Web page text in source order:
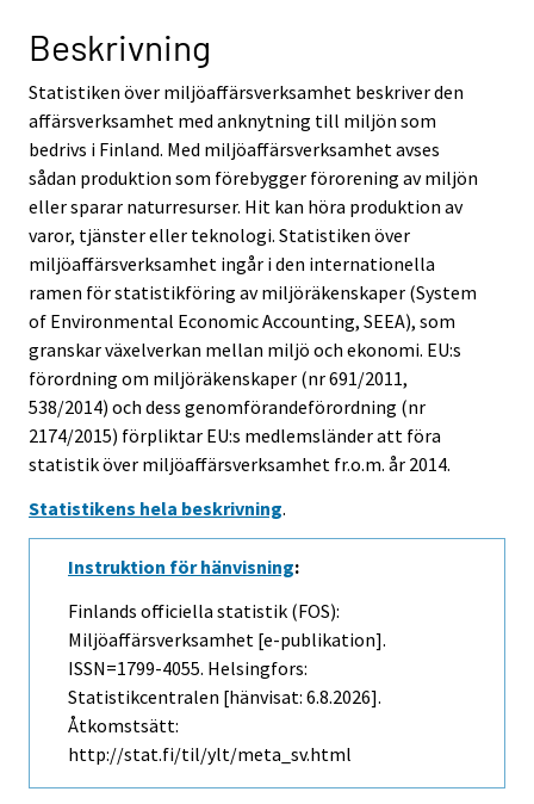
Beskrivning
Statistiken över miljöaffärsverksamhet beskriver den
affärsverksamhet med anknytning till miljön som
bedrivs i Finland. Med miljöaffärsverksamhet avses
sådan produktion som förebygger förorening av miljön
eller sparar naturresurser. Hit kan höra produktion av
varor, tjänster eller teknologi. Statistiken över
miljöaffärsverksamhet ingår i den internationella
ramen för statistikföring av miljöräkenskaper (System
of Environmental Economic Accounting, SEEA), som
granskar växelverkan mellan miljö och ekonomi. EU:s
förordning om miljöräkenskaper (nr 691/2011,
538/2014) och dess genomförandeförordning (nr
2174/2015) förpliktar EU:s medlemsländer att föra
statistik över miljöaffärsverksamhet fr.o.m. år 2014.
Statistikens hela beskrivning.
Instruktion för hänvisning:
Finlands officiella statistik (FOS):
Miljöaffärsverksamhet [e-publikation].
ISSN=1799-4055. Helsingfors:
Statistikcentralen [hänvisat: 6.8.2026].
Åtkomstsätt:
http://stat.fi/til/ylt/meta_sv.html